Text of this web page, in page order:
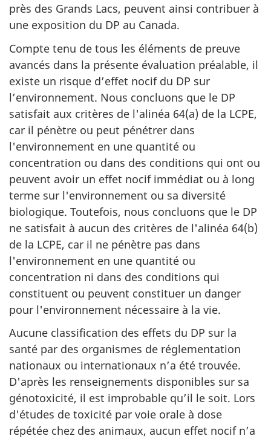
près des Grands Lacs, peuvent ainsi contribuer à
une exposition du DP au Canada.
Compte tenu de tous les éléments de preuve
avancés dans la présente évaluation préalable, il
existe un risque d’effet nocif du DP sur
l’environnement. Nous concluons que le DP
satisfait aux critères de l'alinéa 64(a) de la LCPE,
car il pénètre ou peut pénétrer dans
l'environnement en une quantité ou
concentration ou dans des conditions qui ont ou
peuvent avoir un effet nocif immédiat ou à long
terme sur l'environnement ou sa diversité
biologique. Toutefois, nous concluons que le DP
ne satisfait à aucun des critères de l'alinéa 64(b)
de la LCPE, car il ne pénètre pas dans
l'environnement en une quantité ou
concentration ni dans des conditions qui
constituent ou peuvent constituer un danger
pour l'environnement nécessaire à la vie.
Aucune classification des effets du DP sur la
santé par des organismes de réglementation
nationaux ou internationaux n’a été trouvée.
D'après les renseignements disponibles sur sa
génotoxicité, il est improbable qu’il le soit. Lors
d'études de toxicité par voie orale à dose
répétée chez des animaux, aucun effet nocif n’a